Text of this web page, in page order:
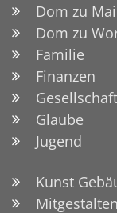
Dom zu
Dom zu
Familie
Finanzen
Gesellschaft
Glaube
Jugend
Kunst